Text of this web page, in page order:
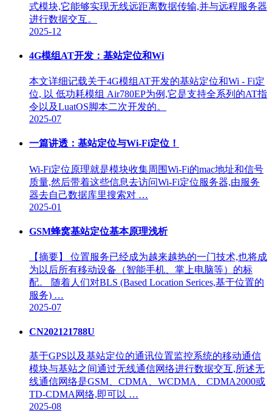
式模块,它能够实现无线远距离数据传输,并与远程服务器
进行数据交互。
2025-12
4G模组AT开发：基站定位和Wi
本文详细记载关于4G模组AT开发的基站定位和Wi - Fi定
位, 以 低功耗模组 Air780EP为例,它是支持全系列的AT指
令以及LuatOS脚本二次开发的。
2025-07
一篇讲透：基站定位与Wi-Fi定位！
Wi-Fi定位原理就是模块收集周围Wi-Fi的mac地址和信号
质量,然后带着这些信息去访问Wi-Fi定位服务器,由服务
器去自己数据库里搜索对 …
2025-01
GSM蜂窝基站定位基本原理浅析
【摘要】 位置服务已经成为越来越热的一门技术,也将成
为以后所有移动设备（智能手机、掌上电脑等）的标
配。 随着人们对BLS (Based Location Serices,基于位置的
服务) …
2025-07
CN202121788U
基于GPS以及基站定位的通讯位置监控系统的移动通信
模块与基站之间通过无线通信网络进行数据交互,所述无
线通信网络是GSM、CDMA、WCDMA、CDMA2000或
TD-CDMA网络,即可以 …
2025-08